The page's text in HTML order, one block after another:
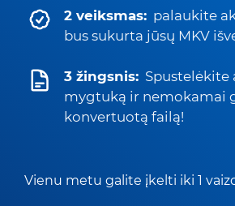
2 veiksmas: palaukite
bus sukurta jūsų MKV
3 žingsnis:
mygtuką ir nemokamai
konvertuotą failą!
Vienu metu galite įkelti iki 1